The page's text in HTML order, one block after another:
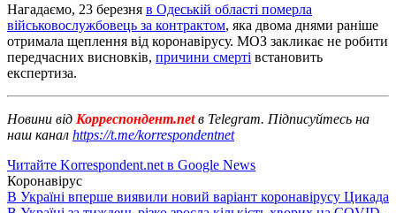
Нагадаємо, 23 березня в Одеській області померла
військовослужбовець за контрактом, яка двома днями раніше
отримала щеплення від коронавірусу. МОЗ закликає не робити
передчасних висновків, причини смерті встановить
експертиза.
Новини від Корреспондент.netв Telegram. Підписуйтесь на
наш канал https://t.me/korrespondentnet
Читайте Korrespondent.net в Google News
Коронавірус
В Україні вперше виявили новий варіант коронавірусу Цикада